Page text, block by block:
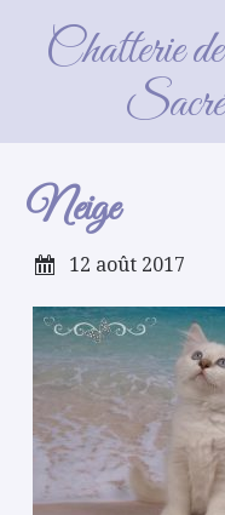
Chatterie
Neige
12 août 2017